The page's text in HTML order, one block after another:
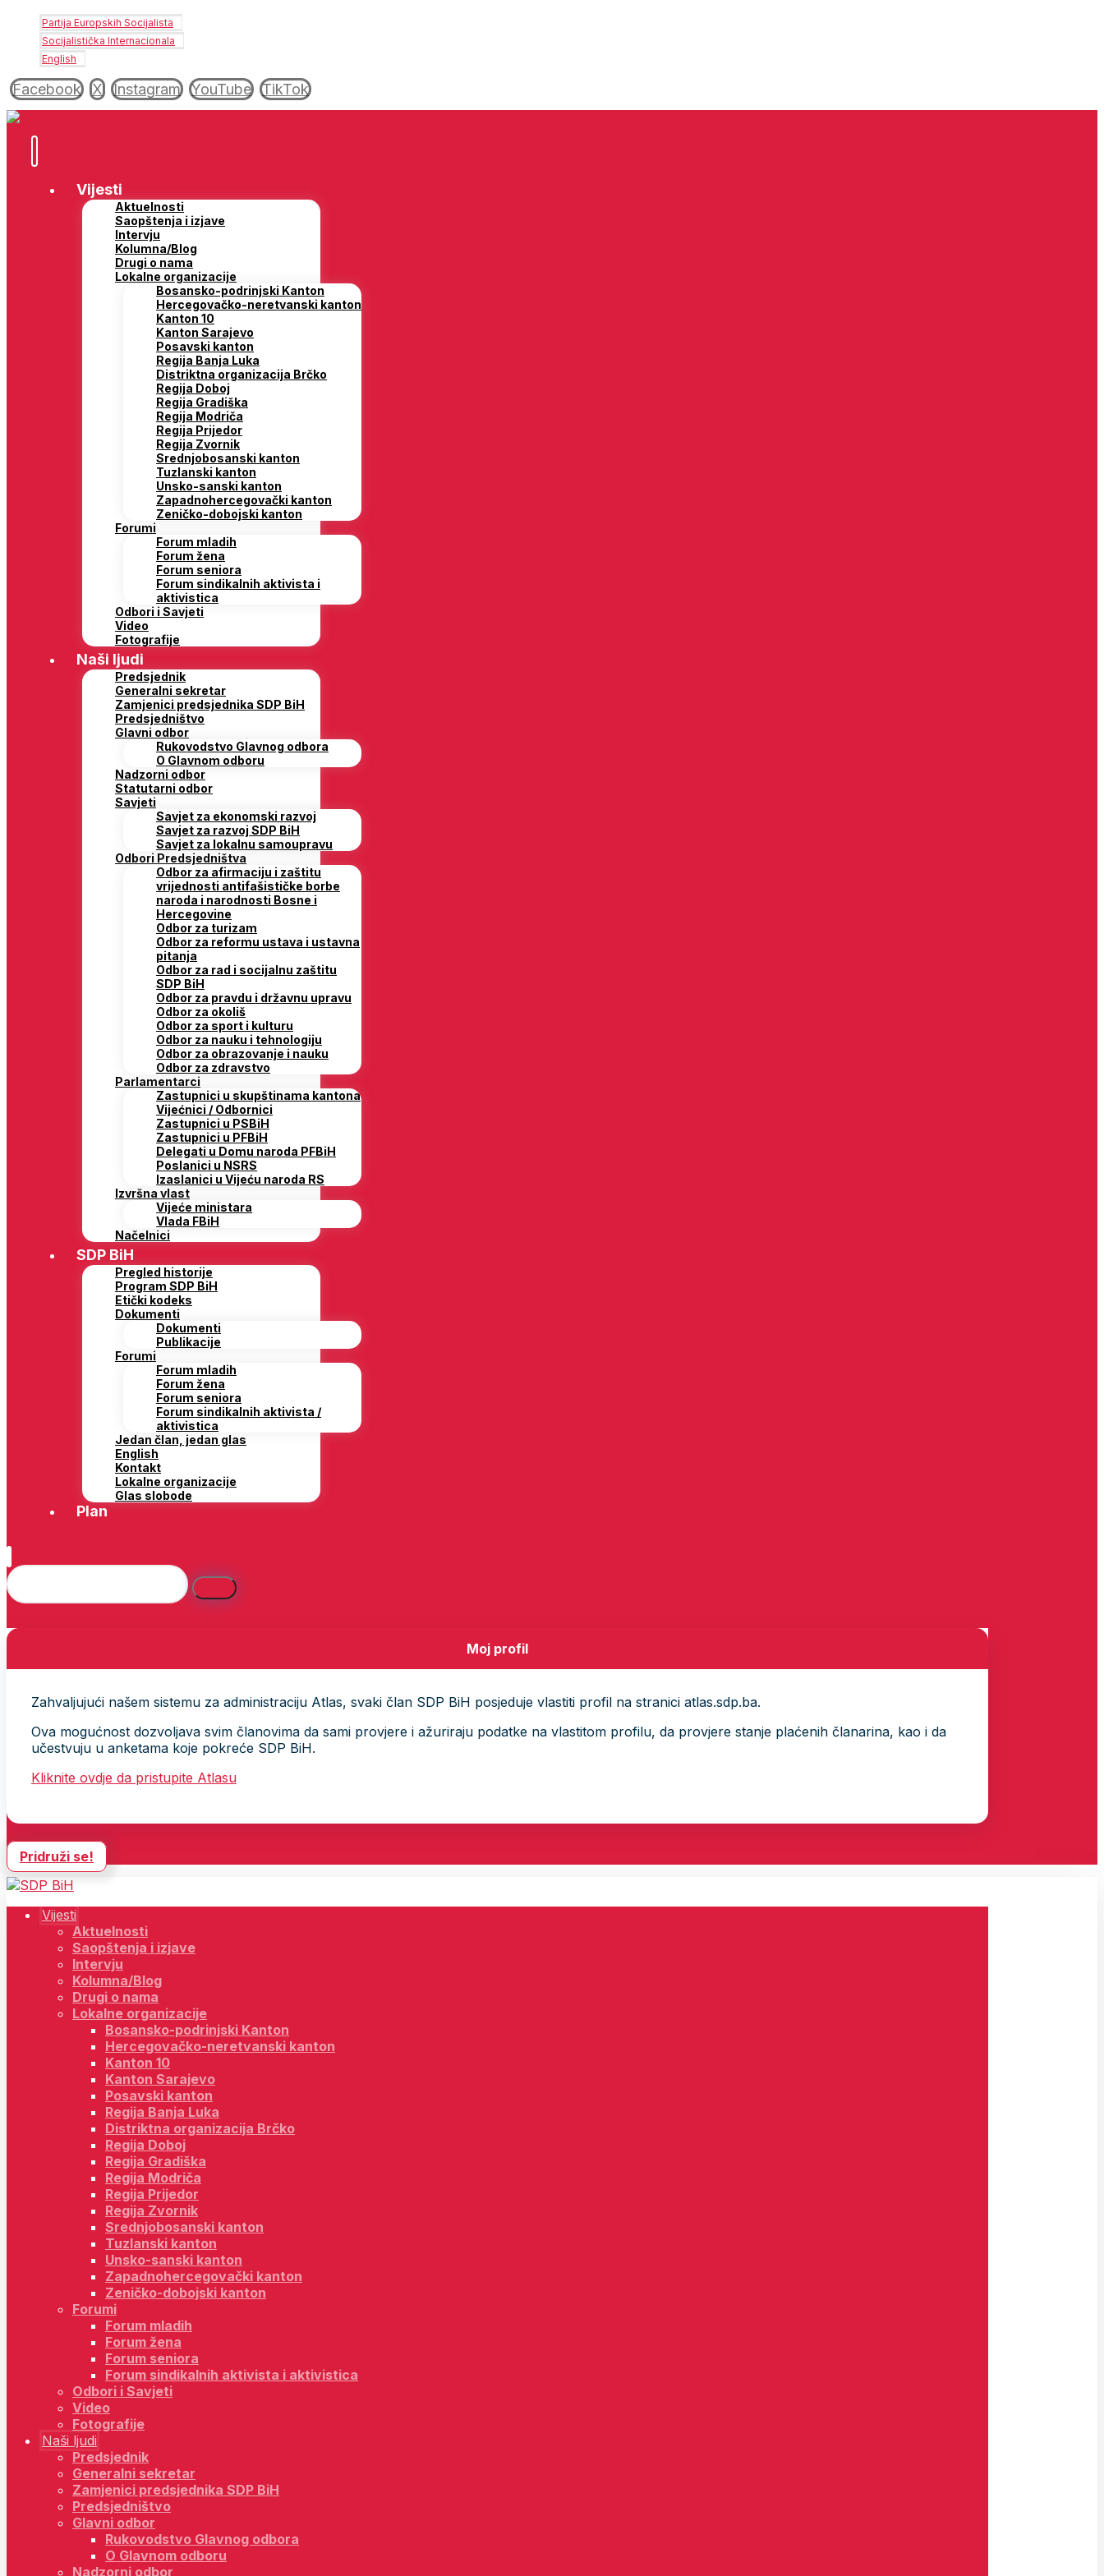
Partija Europskih Socijalista
Socijalistička Internacionala
English
Facebook X Instagram YouTube TikTok
Vijesti
Aktuelnosti
Saopštenja i izjave
Intervju
Kolumna/Blog
Drugi o nama
Lokalne organizacije
Bosansko-podrinjski Kanton
Hercegovačko-neretvanski kanton
Kanton 10
Kanton Sarajevo
Posavski kanton
Regija Banja Luka
Distriktna organizacija Brčko
Regija Doboj
Regija Gradiška
Regija Modriča
Regija Prijedor
Regija Zvornik
Srednjobosanski kanton
Tuzlanski kanton
Unsko-sanski kanton
Zapadnohercegovački kanton
Zeničko-dobojski kanton
Forumi
Forum mladih
Forum žena
Forum seniora
Forum sindikalnih aktivista i
aktivistica
Odbori i Savjeti
Video
Fotografije
Naši ljudi
Predsjednik
Generalni sekretar
Zamjenici predsjednika SDP BiH
Predsjedništvo
Glavni odbor
Rukovodstvo Glavnog odbora
O Glavnom odboru
Nadzorni odbor
Statutarni odbor
Savjeti
Savjet za ekonomski razvoj
Savjet za razvoj SDP BiH
Savjet za lokalnu samoupravu
Odbori Predsjedništva
Odbor za afirmaciju i zaštitu
vrijednosti antifašističke borbe
naroda i narodnosti Bosne i
Hercegovine
Odbor za turizam
Odbor za reformu ustava i ustavna
pitanja
Odbor za rad i socijalnu zaštitu
SDP BiH
Odbor za pravdu i državnu upravu
Odbor za okoliš
Odbor za sport i kulturu
Odbor za nauku i tehnologiju
Odbor za obrazovanje i nauku
Odbor za zdravstvo
Parlamentarci
Zastupnici u skupštinama kantona
Vijećnici / Odbornici
Zastupnici u PSBiH
Zastupnici u PFBiH
Delegati u Domu naroda PFBiH
Poslanici u NSRS
Izaslanici u Vijeću naroda RS
Izvršna vlast
Vijeće ministara
Vlada FBiH
Načelnici
SDP BiH
Pregled historije
Program SDP BiH
Etički kodeks
Dokumenti
Dokumenti
Publikacije
Forumi
Forum mladih
Forum žena
Forum seniora
Forum sindikalnih aktivista /
aktivistica
Jedan član, jedan glas
English
Kontakt
Lokalne organizacije
Glas slobode
Plan
Moj profil
Zahvaljujući našem sistemu za administraciju Atlas, svaki član SDP BiH posjeduje vlastiti profil na stranici atlas.sdp.ba.
Ova mogućnost dozvoljava svim članovima da sami provjere i ažuriraju podatke na vlastitom profilu, da provjere stanje plaćenih članarina, kao i da
učestvuju u anketama koje pokreće SDP BiH.
Kliknite ovdje da pristupite Atlasu
Pridruži se!
Vijesti
Aktuelnosti
Saopštenja i izjave
Intervju
Kolumna/Blog
Drugi o nama
Lokalne organizacije
Bosansko-podrinjski Kanton
Hercegovačko-neretvanski kanton
Kanton 10
Kanton Sarajevo
Posavski kanton
Regija Banja Luka
Distriktna organizacija Brčko
Regija Doboj
Regija Gradiška
Regija Modriča
Regija Prijedor
Regija Zvornik
Srednjobosanski kanton
Tuzlanski kanton
Unsko-sanski kanton
Zapadnohercegovački kanton
Zeničko-dobojski kanton
Forumi
Forum mladih
Forum žena
Forum seniora
Forum sindikalnih aktivista i aktivistica
Odbori i Savjeti
Video
Fotografije
Naši ljudi
Predsjednik
Generalni sekretar
Zamjenici predsjednika SDP BiH
Predsjedništvo
Glavni odbor
Rukovodstvo Glavnog odbora
O Glavnom odboru
Nadzorni odbor